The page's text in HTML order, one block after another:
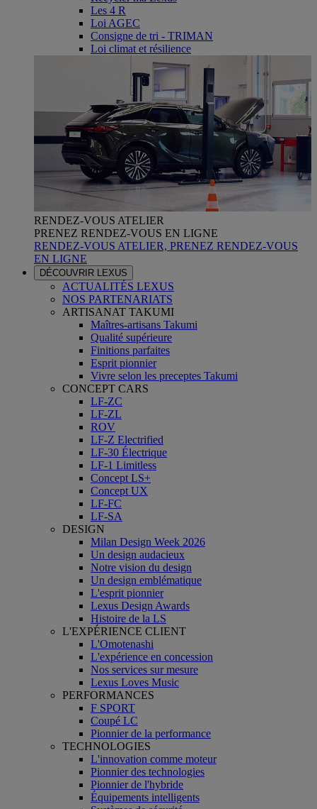
Les 4 R
Loi AGEC
Consigne de tri - TRIMAN
Loi climat et résilience
RENDEZ-VOUS ATELIER
PRENEZ RENDEZ-VOUS EN LIGNE
RENDEZ-VOUS ATELIER, PRENEZ RENDEZ-VOUS
EN LIGNE
DÉCOUVRIR LEXUS
ACTUALITÉS LEXUS
NOS PARTENARIATS
ARTISANAT TAKUMI
Maîtres-artisans Takumi
Qualité supérieure
Finitions parfaites
Esprit pionnier
Vivre selon les preceptes Takumi
CONCEPT CARS
LF-ZC
LF-ZL
ROV
LF-Z Electrified
LF-30 Électrique
LF-1 Limitless
Concept LS+
Concept UX
LF-FC
LF-SA
DESIGN
Milan Design Week 2026
Un design audacieux
Notre vision du design
Un design emblématique
L'esprit pionnier
Lexus Design Awards
Histoire de la LS
L'EXPÉRIENCE CLIENT
L'Omotenashi
L'expérience en concession
Nos services sur mesure
Lexus Loves Music
PERFORMANCES
F SPORT
Coupé LC
Pionnier de la performance
TECHNOLOGIES
L'innovation comme moteur
Pionnier des technologies
Pionnier de l'hybride
Équipements intelligents